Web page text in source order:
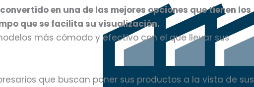
en una de las mejores opciones que tienen los
que se facilita su visualización.
más cómodo y efectivo con el que llevar sus
que buscan poner sus productos a la vista de sus